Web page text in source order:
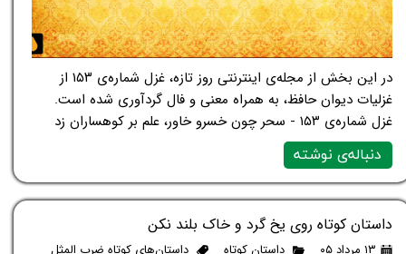
در این بخش از مجله‌ی اینترنتی روز تازه، غزل شماره‌ی ۱۵۳ از
غزلیات دیوان حافظ، به همراه معنی و فال گردآوری شده است.
غزل شماره‌ی ۱۵۳ - سحر چون خسرو خاور، علم بر کوهساران زد
دنباله‌ی نوشته
داستان کوتاه روی یخ گرد و خاک بلند نکن
۱۳ مرداد ۰۵ داستان کوتاه داستان‌های کوتاه ضرب المثل